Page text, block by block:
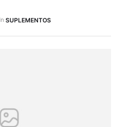
In SUPLEMENTOS